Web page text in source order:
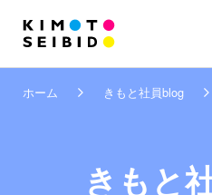
ホーム きもと社員blog
きもと